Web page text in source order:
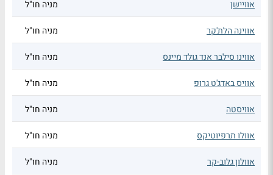
אוויישן מניה חו"ל
אווינה הלת'קר מניה חו"ל
אווינו סילבר אנד גולד מיינס מניה חו"ל
אוויס באדג'ט גרופ מניה חו"ל
אוויסטה מניה חו"ל
אוולו תרפיוטיקס מניה חו"ל
אוולון גלוב-קר מניה חו"ל